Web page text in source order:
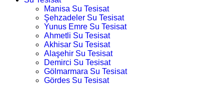
Manisa Su Tesisat
Şehzadeler Su Tesisat
Yunus Emre Su Tesisat
Ahmetli Su Tesisat
Akhisar Su Tesisat
Alaşehir Su Tesisat
Demirci Su Tesisat
Gölmarmara Su Tesisat
Gördes Su Tesisat